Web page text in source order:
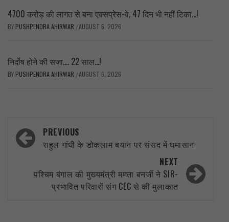
4700 करोड़ की लागत से बना एक्सप्रेस-वे, 47 दिन भी नहीं टिका…!
BY PUSHPENDRA AHIRWAR /AUGUST 6, 2026
निर्दोष होने की सजा…. 22 साल…!
BY PUSHPENDRA AHIRWAR /AUGUST 6, 2026
Post
navigation
PREVIOUS
राहुल गांधी के डोकलाम बयान पर संसद में घमासान
NEXT
पश्चिम बंगाल की मुख्यमंत्री ममता बनर्जी ने SIR-
प्रभावित परिवारों संग CEC से की मुलाकात